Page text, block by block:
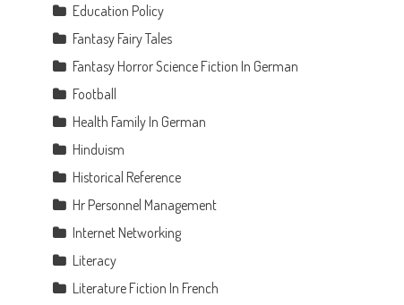
Education Policy
Fantasy Fairy Tales
Fantasy Horror Science Fiction In German
Football
Health Family In German
Hinduism
Historical Reference
Hr Personnel Management
Internet Networking
Literacy
Literature Fiction In French